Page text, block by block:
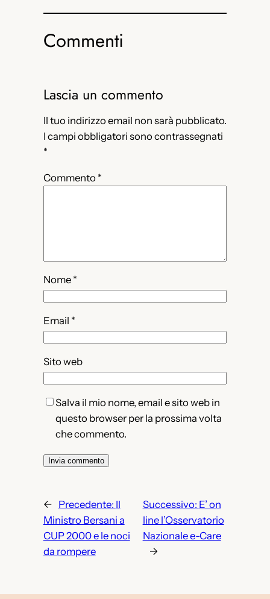
Commenti
Lascia un commento
Il tuo indirizzo email non sarà pubblicato.
I campi obbligatori sono contrassegnati
*
Commento *
Nome *
Email *
Sito web
Salva il mio nome, email e sito web in
questo browser per la prossima volta
che commento.
← Precedente: Il
Ministro Bersani a
CUP 2000 e le noci
da rompere
Successivo: E’ on
line l’Osservatorio
Nazionale e-Care
→